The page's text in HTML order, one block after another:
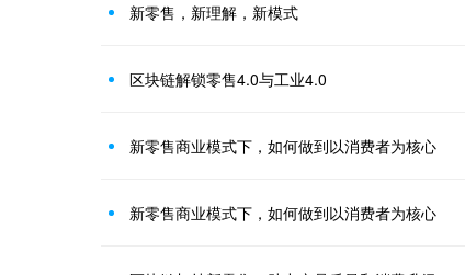
新零售，新理解，新模式
区块链解锁零售4.0与工业4.0
新零售商业模式下，如何做到以消费者为核心
新零售商业模式下，如何做到以消费者为核心